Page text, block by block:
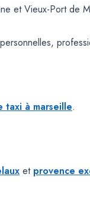
et Vieux-Port de
taxi à marseille.
et provence